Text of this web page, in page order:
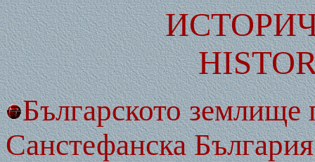
Българското землище
Санстефанска